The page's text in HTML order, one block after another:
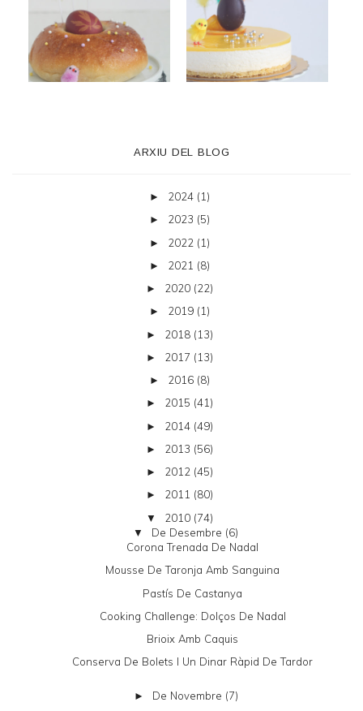
ARXIU DEL BLOG
► 2024 (1)
► 2023 (5)
► 2022 (1)
► 2021 (8)
► 2020 (22)
► 2019 (1)
► 2018 (13)
► 2017 (13)
► 2016 (8)
► 2015 (41)
► 2014 (49)
► 2013 (56)
► 2012 (45)
► 2011 (80)
▼ 2010 (74)
▼ De Desembre (6)
Corona Trenada De Nadal
Mousse De Taronja Amb Sanguina
Pastís De Castanya
Cooking Challenge: Dolços De Nadal
Brioix Amb Caquis
Conserva De Bolets I Un Dinar Ràpid De Tardor
► De Novembre (7)